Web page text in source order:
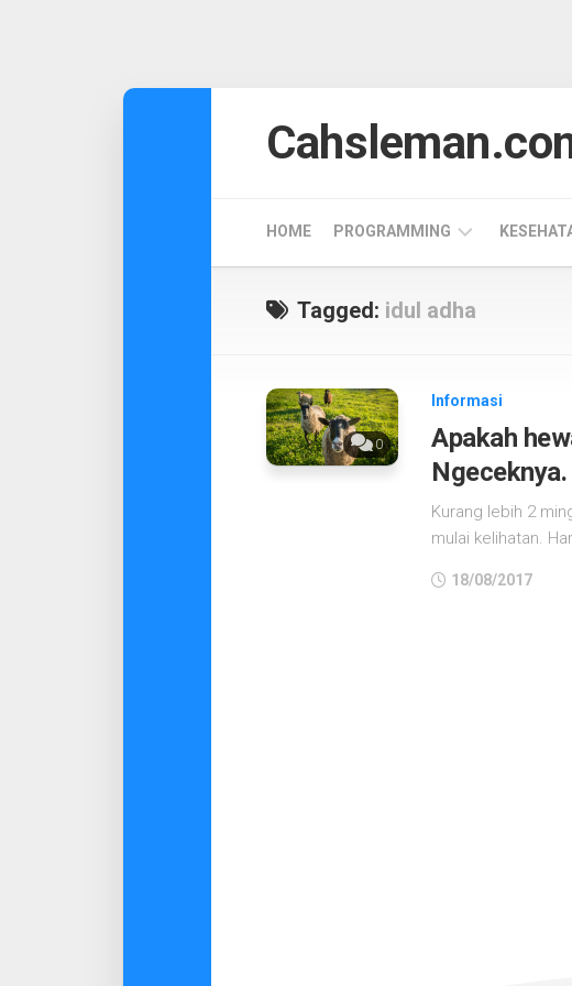
HOME PROGRAMMING
ANDROID
CODEIGNITER
Tagged: idul adha
0
Informasi
Apakah
Ngeceknya.
Kurang lebih 2
mulai kelihatan.
18/08/2017